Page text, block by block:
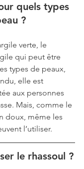
quels types
?
verte, le
qui peut être
types de peaux,
elle est
aux personnes
Mais, comme le
doux, même les
l’utiliser.
le rhassoul ?